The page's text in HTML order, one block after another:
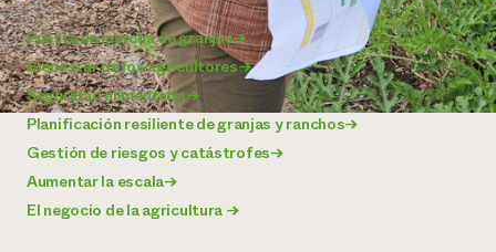
Puesta en marcha de granjas→
Bienestar de los agricultores→
Seguridad alimentaria→
Planificación resiliente de granjas y ranchos→
Gestión de riesgos y catástrofes→
Aumentar la escala→
El negocio de la agricultura →